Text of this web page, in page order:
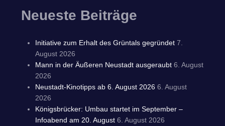
Neueste Beiträge
Initiative zum Erhalt des Grüntals gegründet 7.
August 2026
Mann in der Äußeren Neustadt ausgeraubt 6. August
2026
Neustadt-Kinotipps ab 6. August 2026 6. August
2026
Königsbrücker: Umbau startet im September –
Infoabend am 20. August 6. August 2026